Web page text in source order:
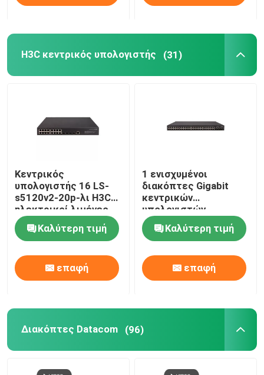
H3C κεντρικός υπολογιστής (31)
Κεντρικός
υπολογιστής 16 LS-
s5120v2-20p-λι H3C
ηλεκτρικοί λιμένες
Gigabit 4 οπτικοί
λιμένες Gigabit
Καλύτερη τιμή
επαφή
1 ενισχυμένοι
διακόπτες Gigabit
κεντρικών
υπολογιστών
πυρήνων 800MHz H3C
s5560s-EIΚαλύτερη τιμή
επαφή
Διακόπτες Datacom (96)